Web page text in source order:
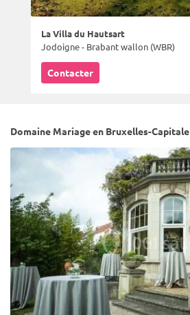
La Villa du Hautsart
Jodoigne - Brabant wallon (WBR)
Contacter
Domaine Mariage en Bruxelles-Capitale